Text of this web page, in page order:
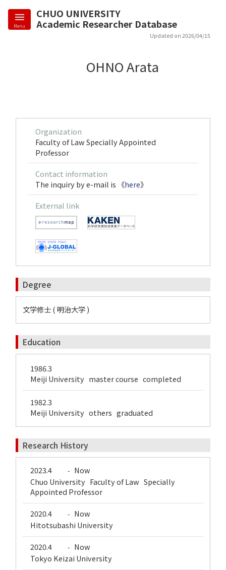
CHUO UNIVERSITY
Academic Researcher Database
Menu
Updated on 2026/04/15
OHNO Arata
Organization
Faculty of Law Specially Appointed
Professor
Contact information
The inquiry by e-mail is 《here》
External link
Degree
文学修士 ( 明治大学 )
Education
1986.3
Meiji University master course completed
1982.3
Meiji University others graduated
Research History
2023.4 - Now
Chuo University Faculty of Law Specially
Appointed Professor
2020.4 - Now
Hitotsubashi University
2020.4 - Now
Tokyo Keizai University